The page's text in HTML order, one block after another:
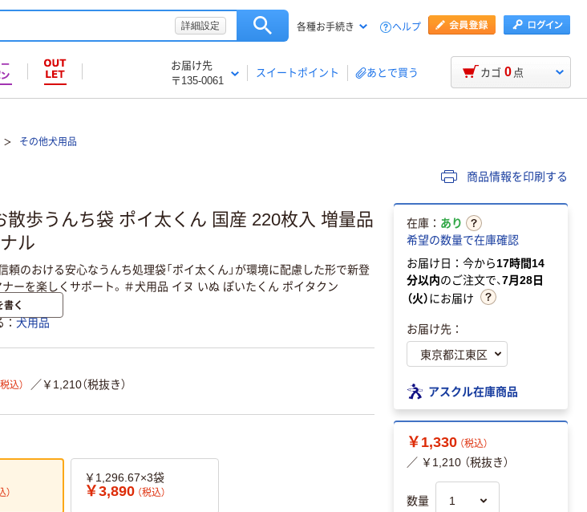
詳細設定 各種お手続き ヘルプ
お届け先
〒135-0061
スイートポイント あとで買う カゴ 0 点
その他犬用品
商品情報を印刷する
散歩うんち袋 ポイ太くん 国産 220枚入 増量品
ル
頼のおける安心なうんち処理袋「ポイ太くん」が環境に配慮した形で新登
ーを楽しくサポート。＃犬用品 イヌ いぬ ぽいたくん ポイタクン
書く
犬用品
税込） ／￥1,210（税抜き）
）
￥1,296.67×3袋
￥3,890 （税込）
在庫： あり
希望の数量で在庫確認
お届け日：今から17時間14
分以内のご注文で、7月28日
（火）にお届け
お届け先：
アスクル在庫商品
￥1,330 （税込）
／ ￥1,210 （税抜き）
数量